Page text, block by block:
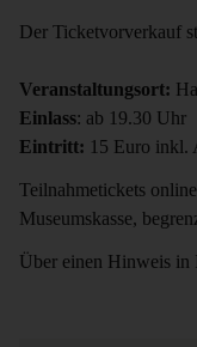
Der Ticketvorverkauf
Veranstaltungsort:
Einlass: ab 19.30 Uhr
Eintritt: 15 Euro inkl.
Teilnahmetickets
Museumskasse,
Über einen Hinweis in